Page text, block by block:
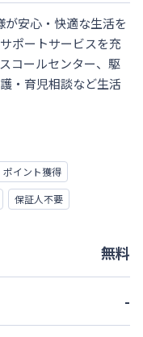
安心・快適な生活を
ポートサービスを充
コールセンター、駆
・育児相談など生活
ポイント獲得
保証人不要
無料
-